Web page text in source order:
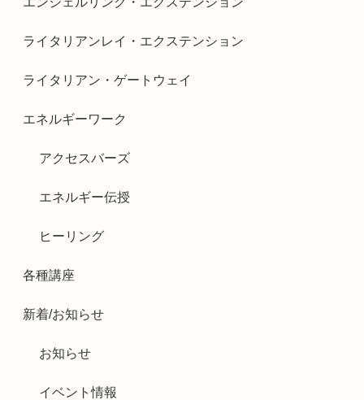
ライタリアンレイ・エクステンション
ライタリアン・ゲートウェイ
エネルギーワーク
アクセスバーズ
エネルギー伝授
ヒーリング
各種講座
新着/お知らせ
お知らせ
イベント情報